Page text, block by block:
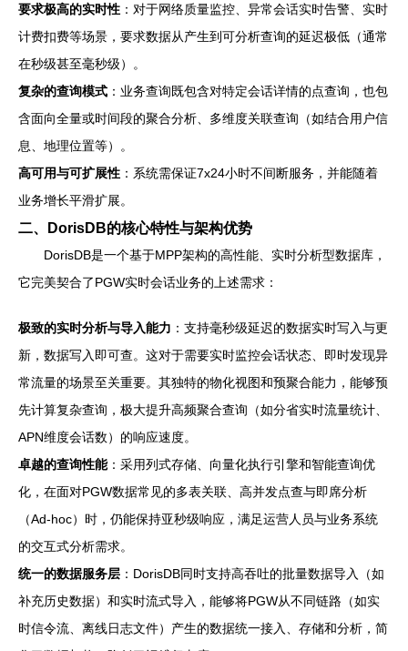
要求极高的实时性 ：对于网络质量监控、异常会话实时告警、实时
计费扣费等场景，要求数据从产生到可分析查询的延迟极低（通常
在秒级甚至毫秒级）。
复杂的查询模式 ：业务查询既包含对特定会话详情的点查询，也包
含面向全量或时间段的聚合分析、多维度关联查询（如结合用户信
息、地理位置等）。
高可用与可扩展性 ：系统需保证7x24小时不间断服务，并能随着
业务增长平滑扩展。
二、DorisDB的核心特性与架构优势
DorisDB是一个基于MPP架构的高性能、实时分析型数据库，
它完美契合了PGW实时会话业务的上述需求：
极致的实时分析与导入能力 ：支持毫秒级延迟的数据实时写入与更
新，数据写入即可查。这对于需要实时监控会话状态、即时发现异
常流量的场景至关重要。其独特的物化视图和预聚合能力，能够预
先计算复杂查询，极大提升高频聚合查询（如分省实时流量统计、
APN维度会话数）的响应速度。
卓越的查询性能：采用列式存储、向量化执行引擎和智能查询优
化，在面对PGW数据常见的多表关联、高并发点查与即席分析
（Ad-hoc）时，仍能保持亚秒级响应，满足运营人员与业务系统
的交互式分析需求。
统一的数据服务层 ：DorisDB同时支持高吞吐的批量数据导入（如
补充历史数据）和实时流式导入，能够将PGW从不同链路（如实
时信令流、离线日志文件）产生的数据统一接入、存储和分析，简